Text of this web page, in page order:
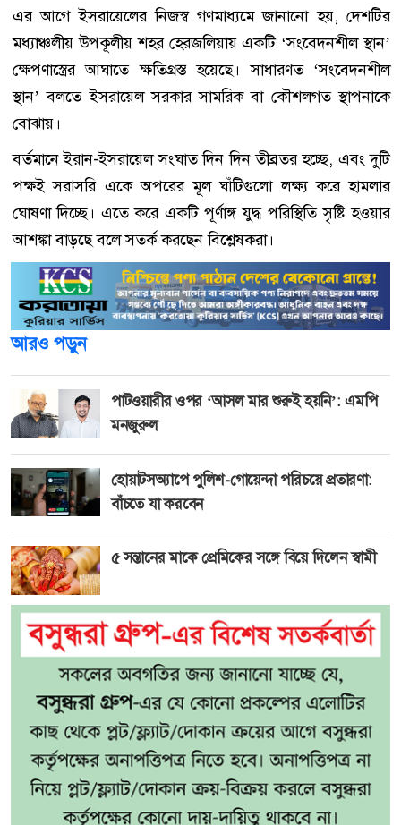
এর আগে ইসরায়েলের নিজস্ব গণমাধ্যমে জানানো হয়, দেশটির
মধ্যাঞ্চলীয় উপকূলীয় শহর হেরজলিয়ায় একটি ‘সংবেদনশীল স্থান’
ক্ষেপণাস্ত্রের আঘাতে ক্ষতিগ্রস্ত হয়েছে। সাধারণত ‘সংবেদনশীল
স্থান’ বলতে ইসরায়েল সরকার সামরিক বা কৌশলগত স্থাপনাকে
বোঝায়।
বর্তমানে ইরান-ইসরায়েল সংঘাত দিন দিন তীব্রতর হচ্ছে, এবং দুটি
পক্ষই সরাসরি একে অপরের মূল ঘাঁটিগুলো লক্ষ্য করে হামলার
ঘোষণা দিচ্ছে। এতে করে একটি পূর্ণাঙ্গ যুদ্ধ পরিস্থিতি সৃষ্টি হওয়ার
আশঙ্কা বাড়ছে বলে সতর্ক করছেন বিশ্লেষকরা।
আরও পড়ুন
পাটওয়ারীর ওপর ‘আসল মার শুরুই হয়নি’: এমপি
মনজুরুল
হোয়াটসঅ্যাপে পুলিশ-গোয়েন্দা পরিচয়ে প্রতারণা:
বাঁচতে যা করবেন
৫ সন্তানের মাকে প্রেমিকের সঙ্গে বিয়ে দিলেন স্বামী